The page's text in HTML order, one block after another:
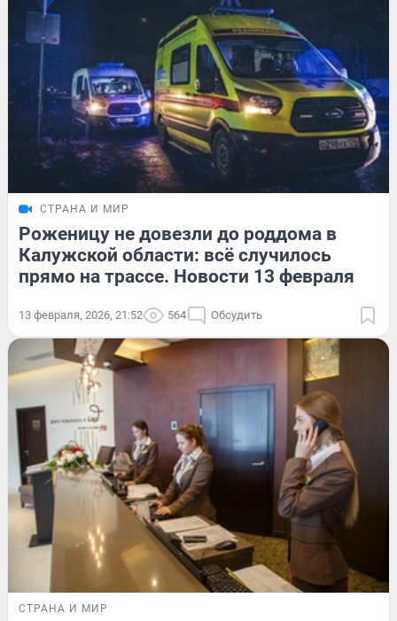
СТРАНА И МИР
Роженицу не довезли до роддома в
Калужской области: всё случилось
прямо на трассе. Новости 13 февраля
13 февраля, 2026, 21:52 564 Обсудить
СТРАНА И МИР